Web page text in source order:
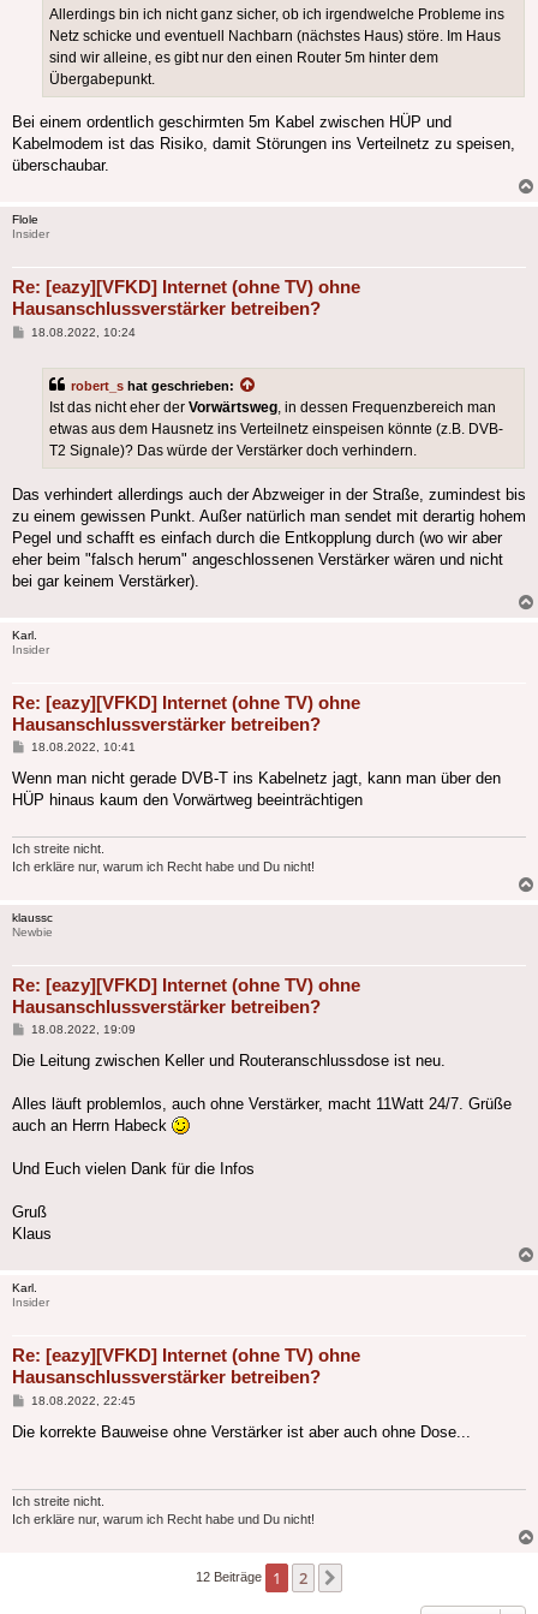
Allerdings bin ich nicht ganz sicher, ob ich irgendwelche Probleme ins
Netz schicke und eventuell Nachbarn (nächstes Haus) störe. Im Haus
sind wir alleine, es gibt nur den einen Router 5m hinter dem
Übergabepunkt.
Bei einem ordentlich geschirmten 5m Kabel zwischen HÜP und
Kabelmodem ist das Risiko, damit Störungen ins Verteilnetz zu speisen,
überschaubar.
Flole
Insider
Re: [eazy][VFKD] Internet (ohne TV) ohne
Hausanschlussverstärker betreiben?
Beitrag
18.08.2022, 10:24
robert_s hat geschrieben:
Ist das nicht eher der Vorwärtsweg, in dessen Frequenzbereich man
etwas aus dem Hausnetz ins Verteilnetz einspeisen könnte (z.B. DVB-
T2 Signale)? Das würde der Verstärker doch verhindern.
Das verhindert allerdings auch der Abzweiger in der Straße, zumindest bis
zu einem gewissen Punkt. Außer natürlich man sendet mit derartig hohem
Pegel und schafft es einfach durch die Entkopplung durch (wo wir aber
eher beim "falsch herum" angeschlossenen Verstärker wären und nicht
bei gar keinem Verstärker).
Karl.
Insider
Re: [eazy][VFKD] Internet (ohne TV) ohne
Hausanschlussverstärker betreiben?
Beitrag
18.08.2022, 10:41
Wenn man nicht gerade DVB-T ins Kabelnetz jagt, kann man über den
HÜP hinaus kaum den Vorwärtweg beeinträchtigen
Ich streite nicht.
Ich erkläre nur, warum ich Recht habe und Du nicht!
klaussc
Newbie
Re: [eazy][VFKD] Internet (ohne TV) ohne
Hausanschlussverstärker betreiben?
Beitrag
18.08.2022, 19:09
Die Leitung zwischen Keller und Routeranschlussdose ist neu.
Alles läuft problemlos, auch ohne Verstärker, macht 11Watt 24/7. Grüße
auch an Herrn Habeck
Und Euch vielen Dank für die Infos
Gruß
Klaus
Karl.
Insider
Re: [eazy][VFKD] Internet (ohne TV) ohne
Hausanschlussverstärker betreiben?
Beitrag
18.08.2022, 22:45
Die korrekte Bauweise ohne Verstärker ist aber auch ohne Dose...
Ich streite nicht.
Ich erkläre nur, warum ich Recht habe und Du nicht!
12 Beiträge 1 2